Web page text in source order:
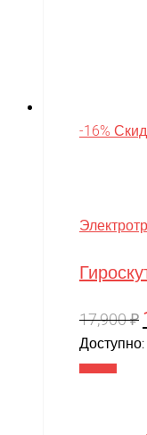
-16%
17,900₽
Доступно: